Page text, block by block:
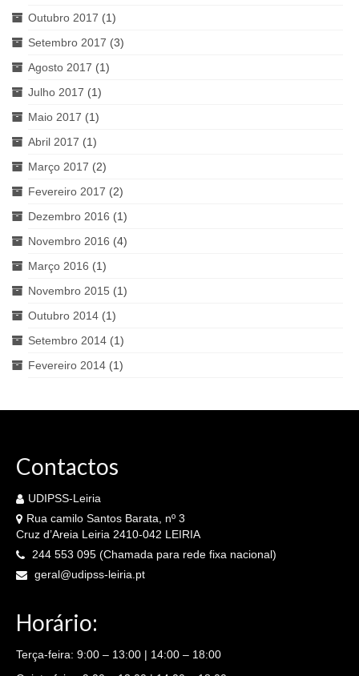
Outubro 2017 (1)
Setembro 2017 (3)
Agosto 2017 (1)
Julho 2017 (1)
Maio 2017 (1)
Abril 2017 (1)
Março 2017 (2)
Fevereiro 2017 (2)
Dezembro 2016 (1)
Novembro 2016 (4)
Março 2016 (1)
Novembro 2015 (1)
Outubro 2014 (1)
Setembro 2014 (1)
Fevereiro 2014 (1)
Contactos
UDIPSS-Leiria
Rua camilo Santos Barata, nº 3
Cruz d’Areia Leiria 2410-042 LEIRIA
244 553 095 (Chamada para rede fixa nacional)
geral@udipss-leiria.pt
Horário:
Terça-feira: 9:00 – 13:00 | 14:00 – 18:00